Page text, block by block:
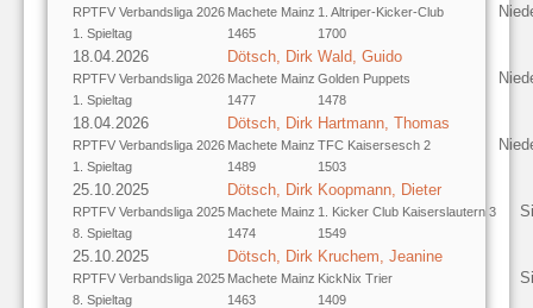
RPTFV Verbandsliga 2026
1. Spieltag
Machete Mainz
1465
1. Altriper-Kicker-Club
1700
18.04.2026
RPTFV Verbandsliga 2026
1. Spieltag
Dötsch, Dirk
Machete Mainz
1477
Wald, Guido
Golden Puppets
1478
18.04.2026
RPTFV Verbandsliga 2026
1. Spieltag
Dötsch, Dirk
Machete Mainz
1489
Hartmann, Thomas
TFC Kaisersesch 2
1503
25.10.2025
RPTFV Verbandsliga 2025
8. Spieltag
Dötsch, Dirk
Machete Mainz
1474
Koopmann, Dieter
1. Kicker Club Kaiserslautern 3
1549
25.10.2025
RPTFV Verbandsliga 2025
8. Spieltag
Dötsch, Dirk
Machete Mainz
1463
Kruchem, Jeanine
KickNix Trier
1409